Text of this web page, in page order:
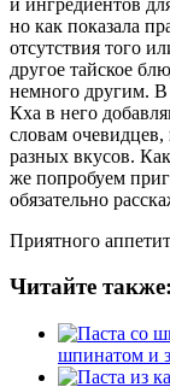
но как показала
отсутствия того
другое тайское
немного другим. В
Кха в него
словам
разных вкусов.
же попробуем
обязательно
Приятного
Читайте также:
шпинатом и